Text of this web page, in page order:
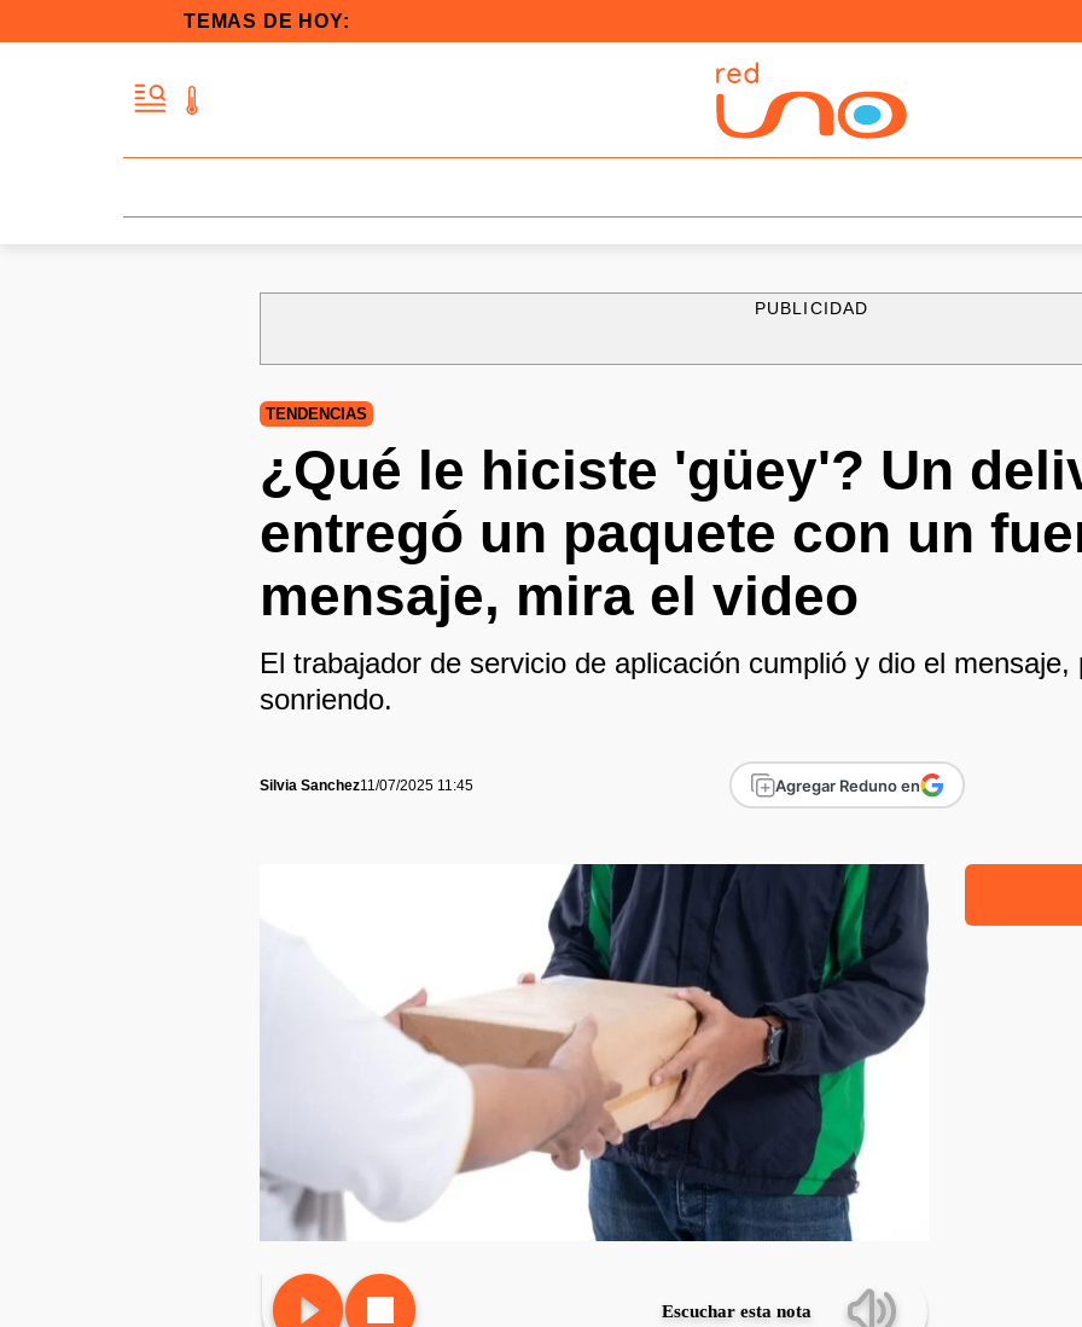
TEMAS DE HOY:
PUBLICIDAD
TENDENCIAS
¿Qué le hiciste 'güey'? Un
entregó un paquete con un
mensaje, mira el video
El trabajador de servicio de aplicación cumplió y dio el mensaje,
sonriendo.
Silvia Sanchez11/07/2025 11:45 Agregar Reduno en
Escuchar esta nota